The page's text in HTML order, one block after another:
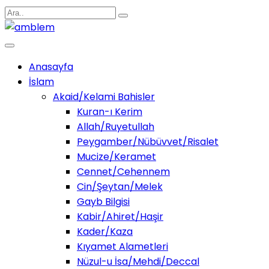
Anasayfa
İslam
Akaid/Kelami Bahisler
Kuran-ı Kerim
Allah/Ruyetullah
Peygamber/Nübüvvet/Risalet
Mucize/Keramet
Cennet/Cehennem
Cin/Şeytan/Melek
Gayb Bilgisi
Kabir/Ahiret/Haşir
Kader/Kaza
Kıyamet Alametleri
Nüzul-u İsa/Mehdi/Deccal